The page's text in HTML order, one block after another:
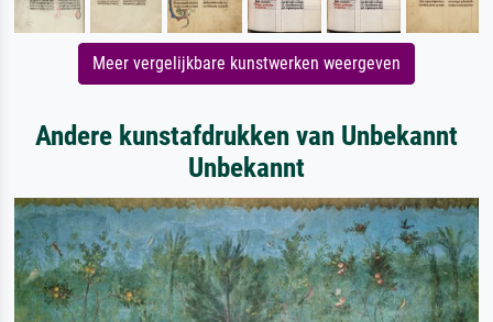
Meer vergelijkbare kunstwerken weergeven
Andere kunstafdrukken van Unbekannt
Unbekannt